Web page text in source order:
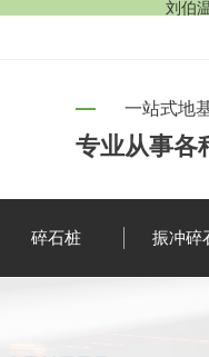
刘伯
一站式地
专业从事各
碎石桩 振冲碎